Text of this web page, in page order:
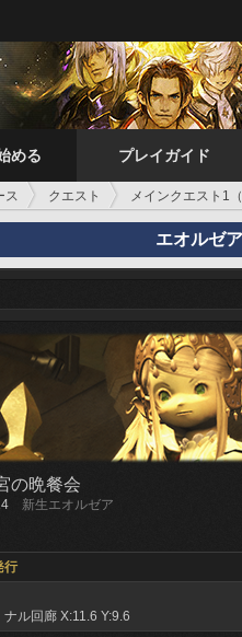
める プレイガイド
ス クエスト メインクエスト1
エオルゼ
の晩餐会
新生エオルゼア
行
ナル回廊 X:11.6 Y:9.6